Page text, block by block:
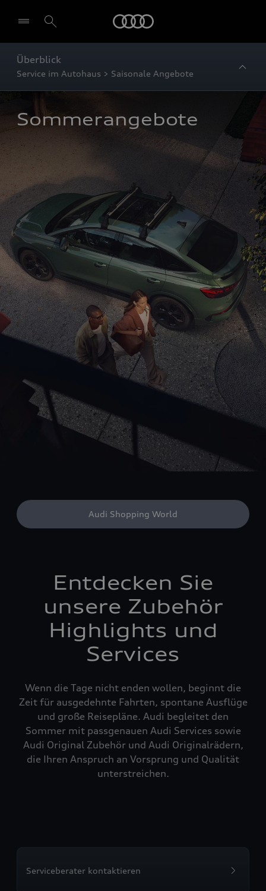
Überblick
Service im Autohaus > Saisonale Angebote
Sommerangebote
Audi Shopping World
Entdecken Sie
unsere Zubehör
Highlights und
Services
Wenn die Tage nicht enden wollen, beginnt die
Zeit für ausgedehnte Fahrten, spontane Ausflüge
und große Reisepläne. Audi begleitet den
Sommer mit passgenauen Audi Services sowie
Audi Original Zubehör und Audi Originalrädern,
die Ihren Anspruch an Vorsprung und Qualität
unterstreichen.
Serviceberater kontaktieren